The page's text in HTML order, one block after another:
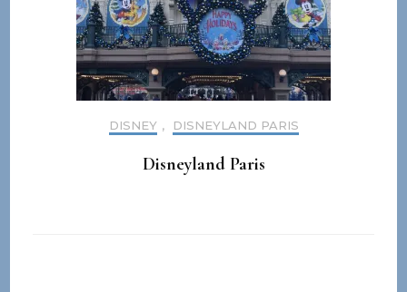
DISNEY , DISNEYLAND PARIS
Disneyland Paris